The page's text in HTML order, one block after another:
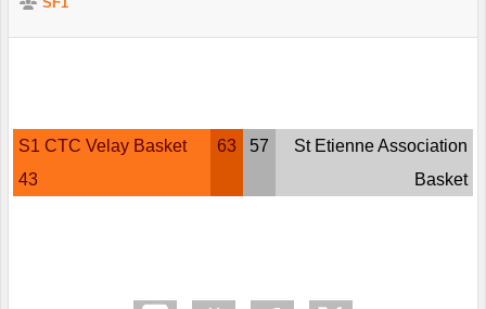
S1 CTC Velay Basket
43
63 57
St Etienne Association
Basket